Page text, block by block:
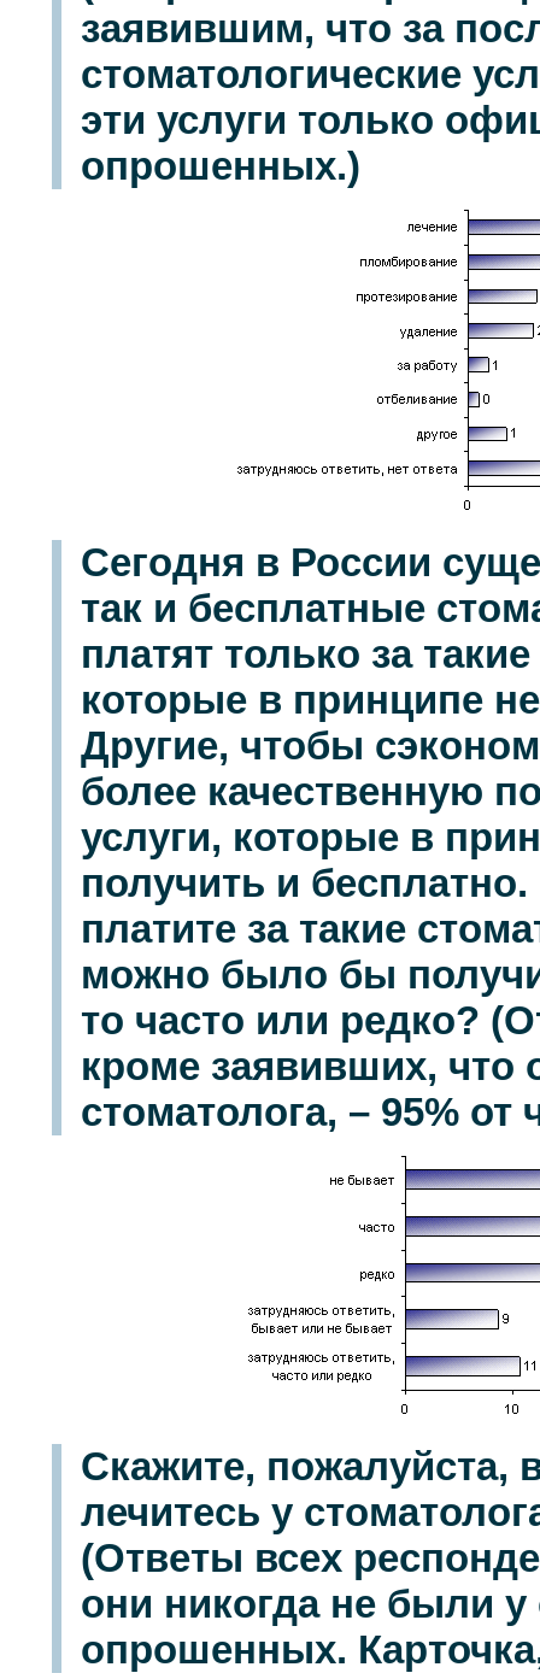
заявившим, что за
стоматологические
эти услуги только
опрошенных.)
Сегодня в России
так и бесплатные
платят только за
которые в принципе
Другие, чтобы
более качественную
услуги, которые в
получить и
платите за такие
можно было бы
то часто или редко?
кроме заявивших, что
стоматолога, – 95%
Скажите,
лечитесь у
(Ответы всех
они никогда не были у
опрошенных.